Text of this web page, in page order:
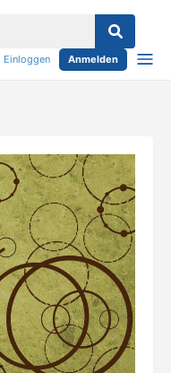
Einloggen Anmelden